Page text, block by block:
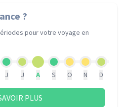
?
pour votre voyage en
J J A S O N D
PLUS